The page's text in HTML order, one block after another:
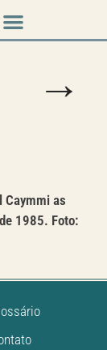
→
Caymmi as
1985. Foto: